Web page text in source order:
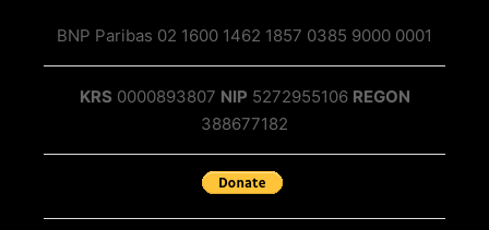
BNP Paribas 02 1600 1462 1857 0385 9000 0001
KRS 0000893807 NIP 5272955106 REGON
388677182